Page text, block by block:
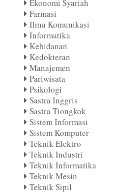
Ekonomi Syariah
Farmasi
Ilmu Komunikasi
Informatika
Kebidanan
Kedokteran
Manajemen
Pariwisata
Psikologi
Sastra Inggris
Sastra Tiongkok
Sistem Informasi
Sistem Komputer
Teknik Elektro
Teknik Industri
Teknik Informatika
Teknik Mesin
Teknik Sipil